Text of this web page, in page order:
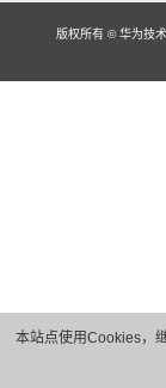
本站点使用Cookies，
版权所有 © 华为技